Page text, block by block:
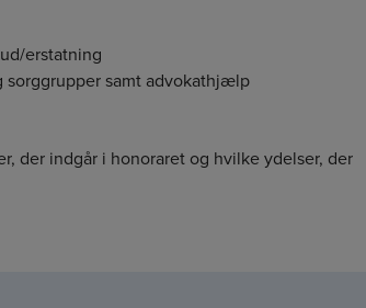
erstatning
samt advokathjælp
der indgår i honoraret og hvilke ydelser, der